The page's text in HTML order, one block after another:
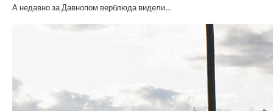
А недавно за Давнопом верблюда видели...